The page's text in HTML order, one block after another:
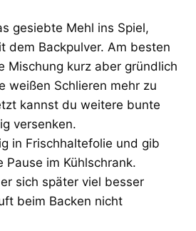
gesiebte Mehl ins Spiel,
dem Backpulver. Am besten
Mischung kurz aber gründlich
weißen Schlieren mehr zu
kannst du weitere bunte
versenken.
in Frischhaltefolie und gib
Pause im Kühlschrank.
sich später viel besser
beim Backen nicht